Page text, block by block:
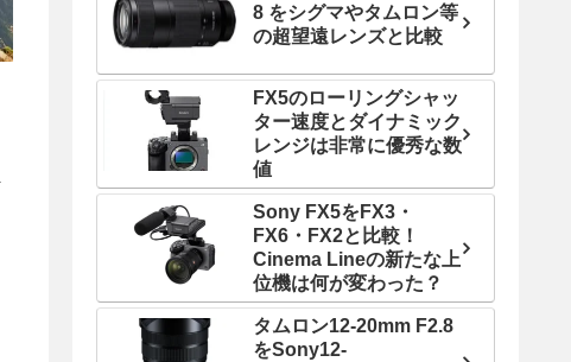
8 をシグマやタムロン等
の超望遠レンズと比較
FX5のローリングシャッ
ター速度とダイナミック
レンジは非常に優秀な数
値
Sony FX5をFX3・
FX6・FX2と比較！
Cinema Lineの新たな上
位機は何が変わった？
タムロン12-20mm F2.8
をSony12-